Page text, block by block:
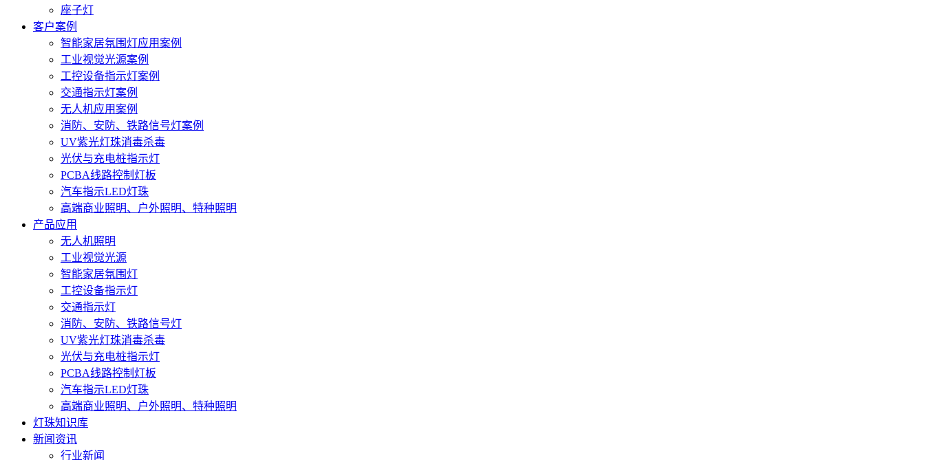
座子灯
客户案例
智能家居氛围灯应用案例
工业视觉光源案例
工控设备指示灯案例
交通指示灯案例
无人机应用案例
消防、安防、铁路信号灯案例
UV紫光灯珠消毒杀毒
光伏与充电桩指示灯
PCBA线路控制灯板
汽车指示LED灯珠
高端商业照明、户外照明、特种照明
产品应用
无人机照明
工业视觉光源
智能家居氛围灯
工控设备指示灯
交通指示灯
消防、安防、铁路信号灯
UV紫光灯珠消毒杀毒
光伏与充电桩指示灯
PCBA线路控制灯板
汽车指示LED灯珠
高端商业照明、户外照明、特种照明
灯珠知识库
新闻资讯
行业新闻